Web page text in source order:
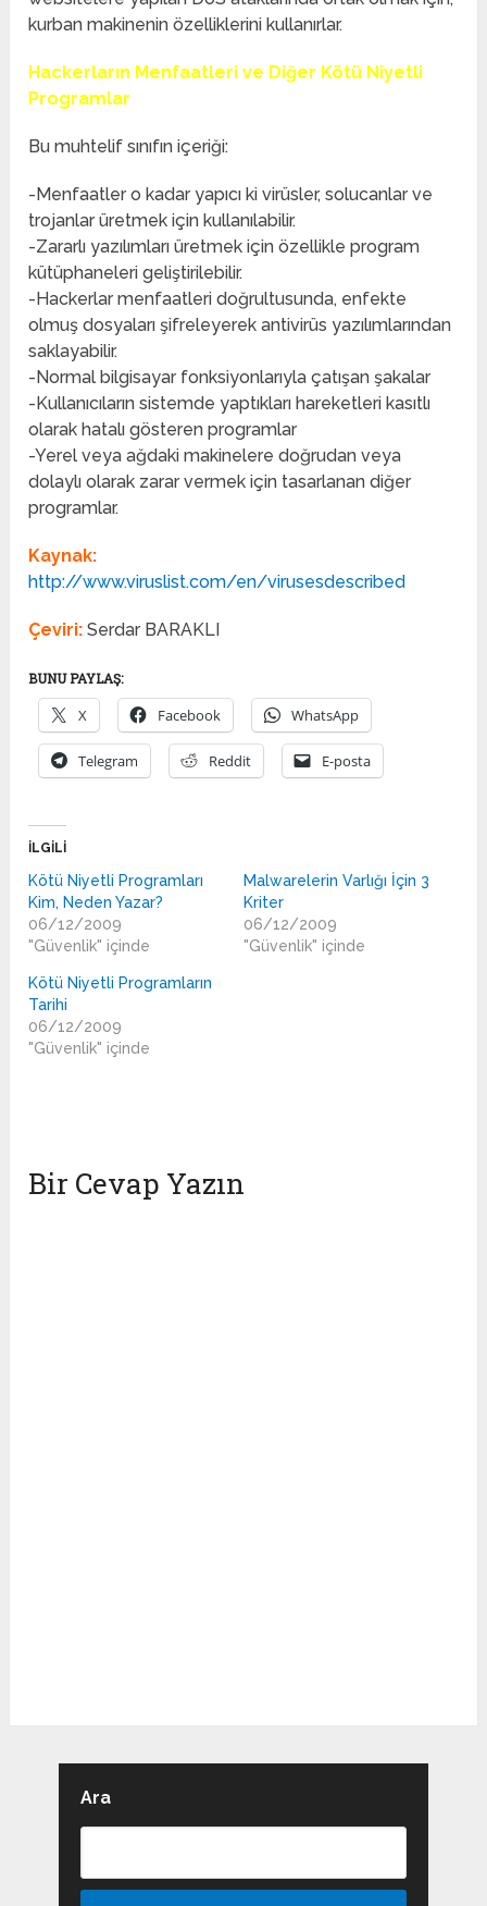
kurban makinenin özelliklerini kullanırlar.
Hackerların Menfaatleri ve Diğer Kötü Niyetli
Programlar
Bu muhtelif sınıfın içeriği:
-Menfaatler o kadar yapıcı ki virüsler, solucanlar ve
trojanlar üretmek için kullanılabilir.
-Zararlı yazılımları üretmek için özellikle program
kütüphaneleri geliştirilebilir.
-Hackerlar menfaatleri doğrultusunda, enfekte
olmuş dosyaları şifreleyerek antivirüs yazılımlarından
saklayabilir.
-Normal bilgisayar fonksiyonlarıyla çatışan şakalar
-Kullanıcıların sistemde yaptıkları hareketleri kasıtlı
olarak hatalı gösteren programlar
-Yerel veya ağdaki makinelere doğrudan veya
dolaylı olarak zarar vermek için tasarlanan diğer
programlar.
Kaynak:
http://www.viruslist.com/en/virusesdescribed
Çeviri: Serdar BARAKLI
BUNU PAYLAŞ:
X Facebook WhatsApp
Telegram Reddit E-posta
İLGILI
Kötü Niyetli Programları
Kim, Neden Yazar?
06/12/2009
"Güvenlik" içinde
Malwarelerin Varlığı İçin 3
Kriter
06/12/2009
"Güvenlik" içinde
Kötü Niyetli Programların
Tarihi
06/12/2009
"Güvenlik" içinde
Bir Cevap Yazın
Ara